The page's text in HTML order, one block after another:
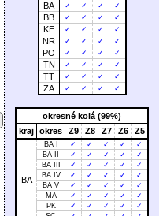
BA
✓ ✓ ✓ ✓
BB ✓ ✓ ✓ ✓
KE ✓ ✓ ✓ ✓
NR ✓ ✓ ✓ ✓
PO ✓ ✓ ✓ ✓
TN ✓ ✓ ✓ ✓
TT ✓ ✓ ✓ ✓
ZA ✓ ✓ ✓ ✓
okresné kolá (99%)
kraj okres Z9 Z8 Z7 Z6 Z5
BA
BA I ✓ ✓ ✓ ✓
✓
BA II
✓ ✓ ✓ ✓
✓
BA III
✓ ✓ ✓ ✓
✓
BA IV
✓ ✓ ✓ ✓
✓
BA V
✓ ✓ ✓ ✓
✓
MA
✓ ✓ ✓ ✓
✓
PK
✓ ✓ ✓ ✓
✓